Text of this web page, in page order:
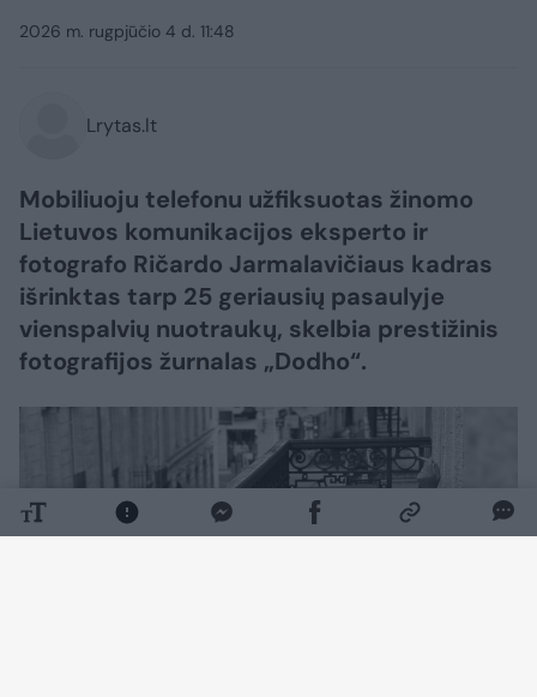
2026 m. rugpjūčio 4 d. 11:48
Lrytas.lt
Mobiliuoju telefonu užfiksuotas žinomo
Lietuvos komunikacijos eksperto ir
fotografo Ričardo Jarmalavičiaus kadras
išrinktas tarp 25 geriausių pasaulyje
vienspalvių nuotraukų, skelbia prestižinis
fotografijos žurnalas „Dodho“.